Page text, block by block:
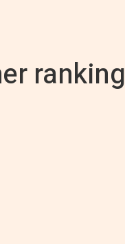
ranking